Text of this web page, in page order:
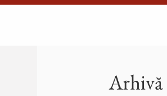
Arhivă